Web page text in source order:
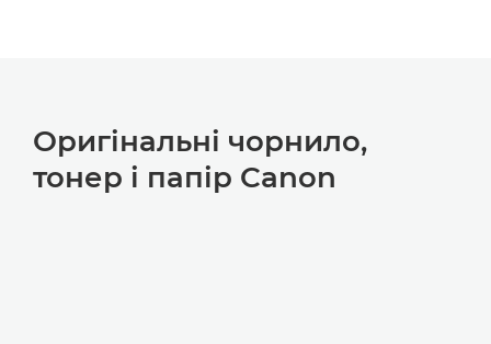
Оригінальні чорнило,
тонер і папір Canon